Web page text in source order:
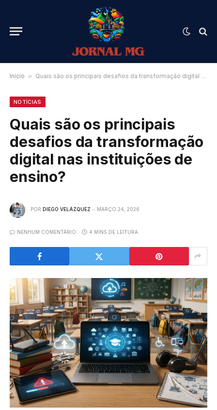
Início » Quais são os principais desafios da transformação digital nas instituições de ensino?
NOTÍCIAS
Quais são os principais
desafios da transformação
digital nas instituições de
ensino?
POR DIEGO VELÁZQUEZ MARÇO 24, 2026
NENHUM COMENTÁRIO 4 MINS DE LEITURA